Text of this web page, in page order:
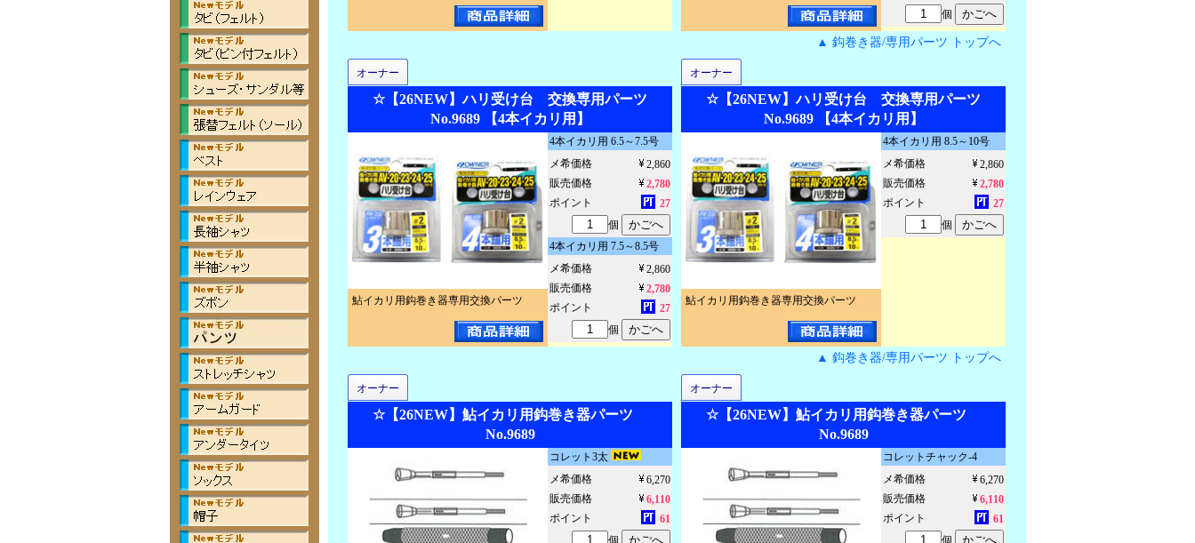
個
▲ 鈎巻き器/専用パーツ トップへ
オーナー
☆【26NEW】ハリ受け台 交換専用パーツ
No.9689 【4本イカリ用】
鮎イカリ用鈎巻き器専用交換パーツ
4本イカリ用 6.5～7.5号
メ希価格
2,860
販売価格
2,780
ポイント
27
個
4本イカリ用 7.5～8.5号
メ希価格
2,860
販売価格
2,780
ポイント
27
個
オーナー
☆【26NEW】ハリ受け台 交換専用パーツ
No.9689 【4本イカリ用】
鮎イカリ用鈎巻き器専用交換パーツ
4本イカリ用 8.5～10号
メ希価格
2,860
販売価格
2,780
ポイント
27
個
▲ 鈎巻き器/専用パーツ トップへ
オーナー
☆【26NEW】鮎イカリ用鈎巻き器パーツ
No.9689
コレット3太
メ希価格
6,270
販売価格
6,110
ポイント
61
個
オーナー
☆【26NEW】鮎イカリ用鈎巻き器パーツ
No.9689
コレットチャック-4
メ希価格
6,270
販売価格
6,110
ポイント
61
個